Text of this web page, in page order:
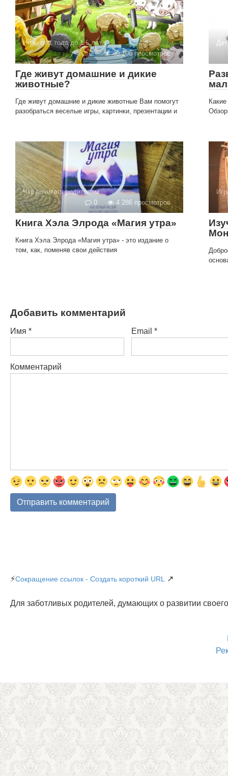
Игры от 1 года до 1,5 лет
2
40 106 просмотров
Где живут домашние и дикие
животные?
Где живут домашние и дикие животные Вам помогут
разобраться веселые игры, картинки, презентации и
Что почитать родителям
0
4 286 просмотров
Книга Хэла Элрода «Магия утра»
Книга Хэла Элрода «Магия утра» - это издание о
том, как, поменяв свои действия
Добавить комментарий
Имя * Email *
Комментарий
⚡Сокращение ссылок - Создать короткий URL ↗
Для заботливых родителей, думающих о развитии